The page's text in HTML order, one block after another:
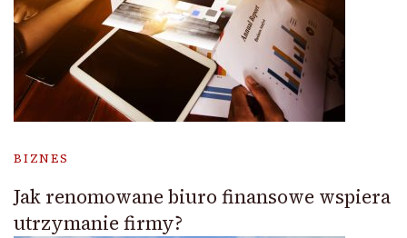
BIZNES
Jak renomowane biuro finansowe wspiera
utrzymanie firmy?